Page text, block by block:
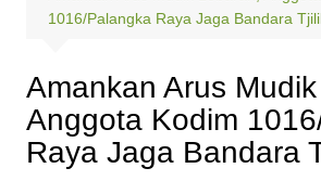
1016/Palangka Raya Jaga Bandara
Amankan Arus
Anggota Kodim
Raya Jaga Bandara